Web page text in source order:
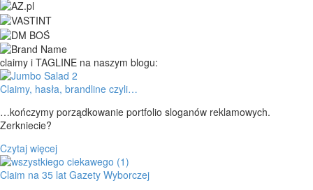
claimy i TAGLINE na naszym blogu:
Claimy, hasła, brandline czyli…
…kończymy porządkowanie portfolio sloganów reklamowych.
Zerkniecie?
Czytaj więcej
Claim na 35 lat Gazety Wyborczej